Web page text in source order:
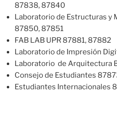
87838, 87840
Laboratorio de Estructuras y
87850, 87851
FAB LAB UPR 87881, 87882
Laboratorio de Impresión
Laboratorio de Arquitectura
Consejo de Estudiantes
Estudiantes Internacionales